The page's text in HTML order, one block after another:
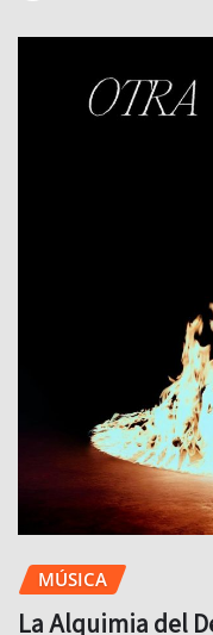
MÚSICA
La Alquimia del